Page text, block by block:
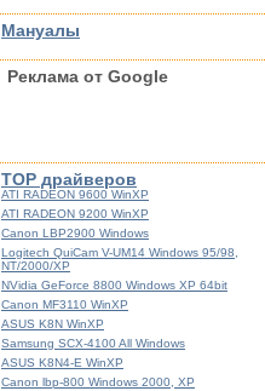
Мануалы
Реклама от Google
TOP драйверов
ATI RADEON 9600 WinXP
ATI RADEON 9200 WinXP
Canon LBP2900 Windows
Logitech QuiCam V-UM14 Windows 95/98,
NT/2000/XP
NVidia GeForce 8800 Windows XP 64bit
Canon MF3110 WinXP
ASUS K8N WinXP
Samsung SCX-4100 All Windows
ASUS K8N4-E WinXP
Canon lbp-800 Windows 2000, XP